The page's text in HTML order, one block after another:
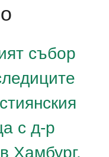
събор
с д-р
Хамбург.